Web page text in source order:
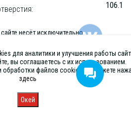
106.1
несёт исключительно
положениями Статьи 437 (2) ГК
Запись
для аналитики и улучшения работы
вы соглашаетесь с их использованием.
обработки файлов cookies вы можете
здесь
Окей